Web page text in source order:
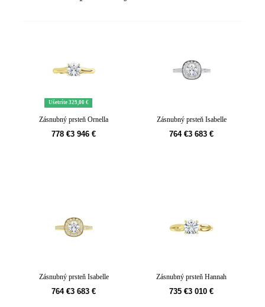
Ušetríte 329,00 €
Zásnubný prsteň Ornella
778€3 946 €
Zásnubný prsteň Isabelle
764€3 683 €
Zásnubný prsteň Isabelle
764€3 683 €
Zásnubný prsteň Hannah
735€3 010 €